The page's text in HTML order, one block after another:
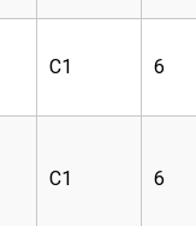
C1 6
C1 6